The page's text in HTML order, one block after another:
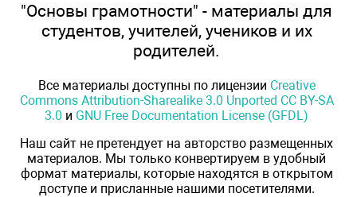
"Основы грамотности" - материалы для
студентов, учителей, учеников и их
родителей.
Все материалы доступны по лицензии Creative
Commons Attribution-Sharealike 3.0 Unported CC BY-SA
3.0 и GNU Free Documentation License (GFDL)
Наш сайт не претендует на авторство размещенных
материалов. Мы только конвертируем в удобный
формат материалы, которые находятся в открытом
доступе и присланные нашими посетителями.